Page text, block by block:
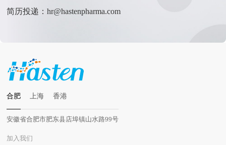
简历投递：hr@hastenpharma.com
合肥 上海 香港
安徽省合肥市肥东县店埠镇山水路99号
加入我们